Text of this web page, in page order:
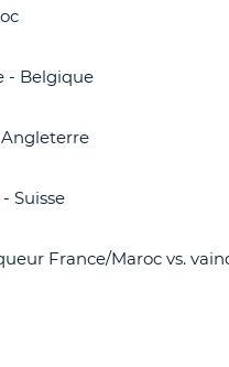
- Belgique
Suisse
France/Maroc vs.